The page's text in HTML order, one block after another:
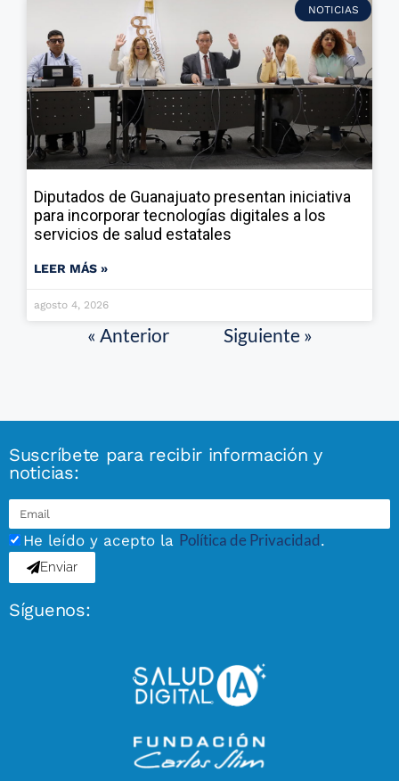
NOTICIAS
Diputados de Guanajuato presentan iniciativa
para incorporar tecnologías digitales a los
servicios de salud estatales
LEER MÁS »
agosto 4, 2026
« Anterior Siguiente »
Suscríbete para recibir información y
noticias:
He leído y acepto la Política de Privacidad.
Enviar
Síguenos: